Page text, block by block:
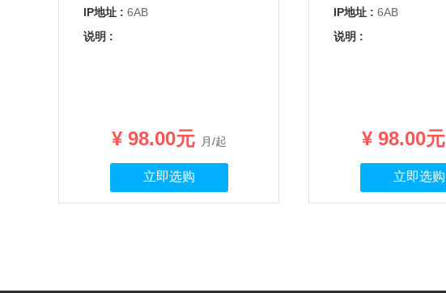
IP地址 : 6AB
说明 :
¥ 98.00元 月/起
立即选购
IP地址 : 6AB
说明 :
¥ 98.00元
立即选购